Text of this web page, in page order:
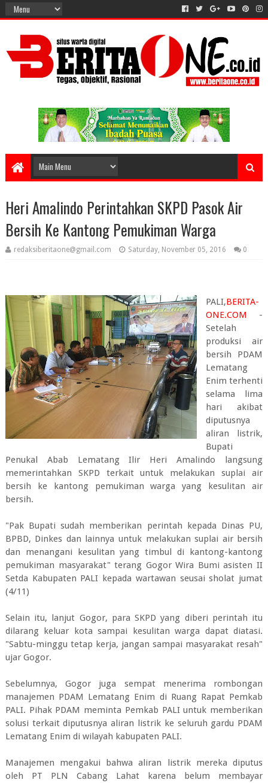
Heri Amalindo Perintahkan SKPD Pasok Air
Bersih Ke Kantong Pemukiman Warga
redaksiberitaone@gmail.com Saturday, November 05, 2016 0
PALI,BERITA-
ONE.COM -
Setelah
produksi air
bersih PDAM
Lematang
Enim terhenti
selama lima
hari akibat
diputusnya
aliran listrik,
Bupati
Penukal Abab Lematang Ilir Heri Amalindo langsung
memerintahkan SKPD terkait untuk melakukan suplai air
bersih ke kantong pemukiman warga yang kesulitan air
bersih.
"Pak Bupati sudah memberikan perintah kepada Dinas PU,
BPBD, Dinkes dan lainnya untuk melakukan suplai air bersih
dan menangani kesulitan yang timbul di kantong-kantong
pemukiman masyarakat" terang Gogor Wira Bumi asisten II
Setda Kabupaten PALI kepada wartawan seusai sholat jumat
(4/11)
Selain itu, lanjut Gogor, para SKPD yang diberi perintah itu
dilarang keluar kota sampai kesulitan warga dapat diatasi.
"Sabtu-minggu tetap kerja, jangan sampai masyarakat resah"
ujar Gogor.
Sebelumnya, Gogor juga sempat menerima rombongan
manajemen PDAM Lematang Enim di Ruang Rapat Pemkab
PALI. Pihak PDAM meminta Pemkab PALI untuk memberikan
solusi terkait diputusnya aliran listrik ke seluruh gardu PDAM
Lematang Enim di wilayah kabupaten PALI.
Manajemen mengakui bahwa aliran listrik mereka diputus
oleh PT PLN Cabang Lahat karena belum membayar